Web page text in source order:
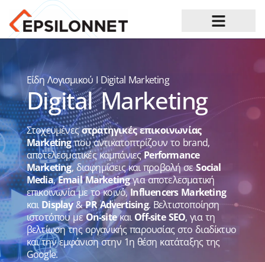
Είδη ΛογισμικούI Digital Marketing
Digital Marketing
Στοχευμένεςστρατηγικές επικοινωνίας
Marketingπου αντικατοπτρίζουν το brand,
αποτελεσματικές καμπάνιεςPerformance
Marketing, διαφημίσεις και προβολή σεSocial
Media,Email Marketingγια αποτελεσματική
επικοινωνία με το κοινό,Influencers Marketing
και Display&PR Advertising. Βελτιστοποίηση
ιστοτόπου μεOn-siteκαι Off-site SEO, για τη
βελτίωση της οργανικής παρουσίας στο διαδίκτυο
και την εμφάνιση στην 1η θέση κατάταξης της
Google.